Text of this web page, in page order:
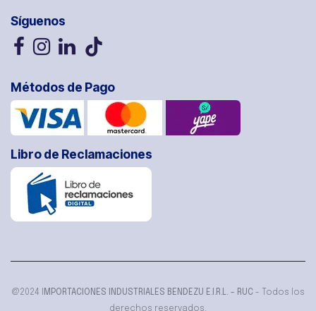
Síguenos
Métodos de Pago
Libro de Reclamaciones
@2024 I MPORTACIONES INDUSTRIALES BENDEZU E.I.R.L. - RUC - Todos los
derechos reservados.